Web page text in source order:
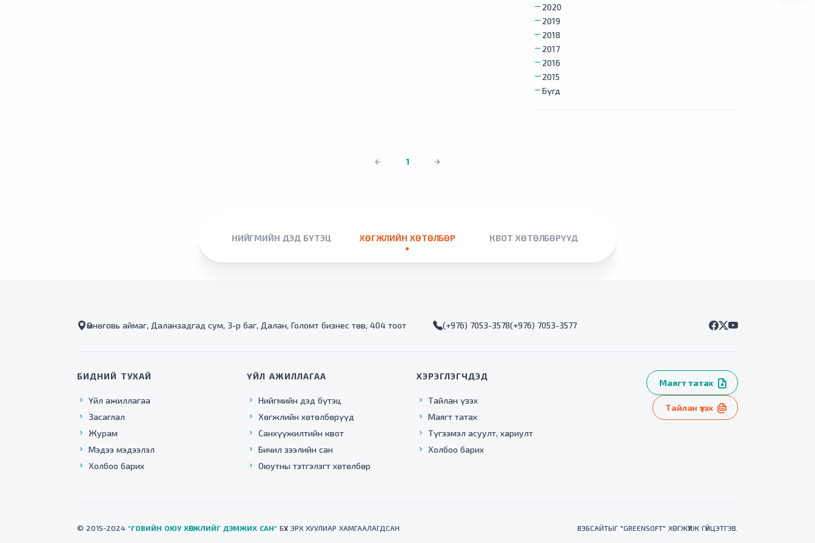
2020
2019
2018
2017
2016
2015
Бүгд
1
НИЙГМИЙН ДЭД БҮТЭЦ ХӨГЖЛИЙН ХӨТӨЛБӨР КВОТ ХӨТӨЛБӨРҮҮД
Өмнөговь аймаг, Даланзадгад сум, 3-р баг, Далан, Голомт бизнес төв, 404 тоот (+976) 7053-3578(+976) 7053-3577
БИДНИЙ ТУХАЙ
Үйл ажиллагаа
Засаглал
Журам
Мэдээ мэдээлэл
Холбоо барих
ҮЙЛ АЖИЛЛАГАА
Нийгмийн дэд бүтэц
Хөгжлийн хөтөлбөрүүд
Санхүүжилтийн квот
Бичил зээлийн сан
Оюутны тэтгэлэгт хөтөлбөр
ХЭРЭГЛЭГЧДЭД
Тайлан үзэх
Маягт татах
Түгээмэл асуулт, хариулт
Холбоо барих
Маягт татах
Тайлан үзэх
© 2015-2024 "ГОВИЙН ОЮУ ХӨГЖЛИЙГ ДЭМЖИХ САН" БҮХ ЭРХ ХУУЛИАР ХАМГААЛАГДСАН ВЭБСАЙТЫГ "GREENSOFT" ХӨГЖҮҮЛЖ ГҮЙЦЭТГЭВ.